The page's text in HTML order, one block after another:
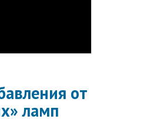
от
ламп